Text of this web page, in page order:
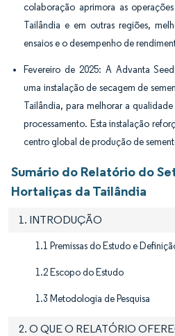
colaboração aprimora as
Tailândia e em outras regiões,
ensaios e o desempenho de
Fevereiro de 2025: A Advanta
uma instalação de secagem de
Tailândia, para melhorar a
processamento. Esta instalação
centro global de produção de
Sumário do Relatório do
Hortaliças da Tailândia
1. INTRODUÇÃO
1.1 Premissas do Estudo e
1.2 Escopo do Estudo
1.3 Metodologia de Pesquisa
2. O QUE O RELATÓRIO